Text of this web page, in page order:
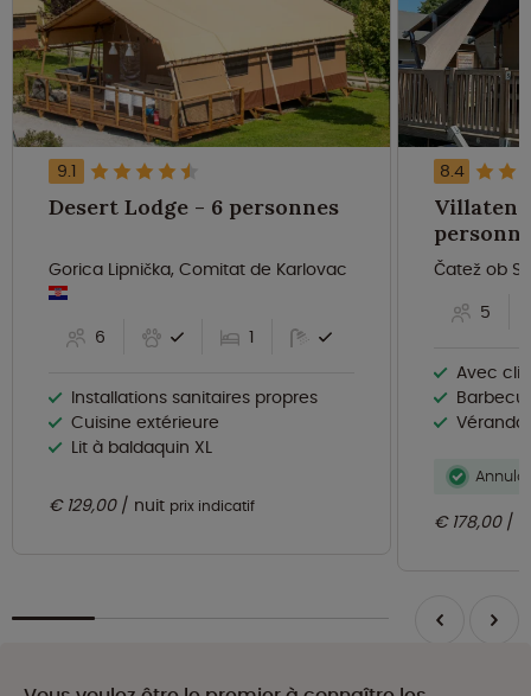
9.1
Desert Lodge - 6 personnes
Gorica Lipnička, Comitat de Karlovac
6 1
Installations sanitaires propres
Cuisine extérieure
Lit à baldaquin XL
€ 129,00 nuit prix indicatif
8.4
Villatent
Čatež ob
5
Avec
Véranda
€ 178,00